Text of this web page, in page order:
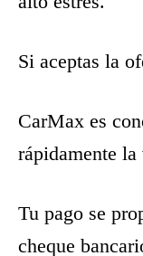
Si aceptas la
CarMax es
rápidamente la
Tu pago se
cheque